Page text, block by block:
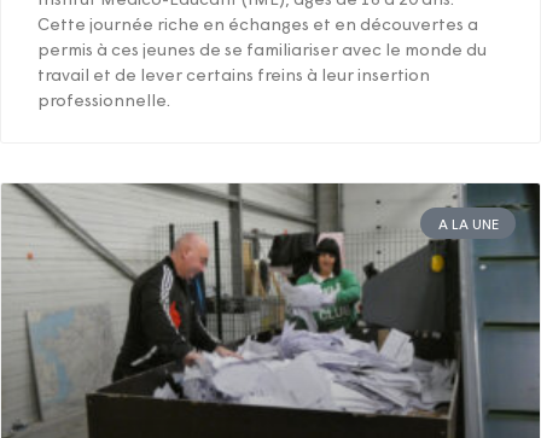
Cette journée riche en échanges et en découvertes a
permis à ces jeunes de se familiariser avec le monde du
travail et de lever certains freins à leur insertion
professionnelle.
A LA UNE